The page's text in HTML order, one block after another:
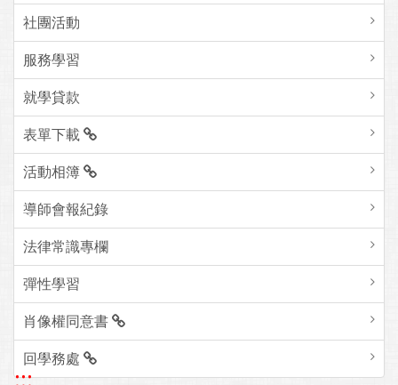
社團活動
服務學習
就學貸款
表單下載
活動相簿
導師會報紀錄
法律常識專欄
彈性學習
肖像權同意書
回學務處